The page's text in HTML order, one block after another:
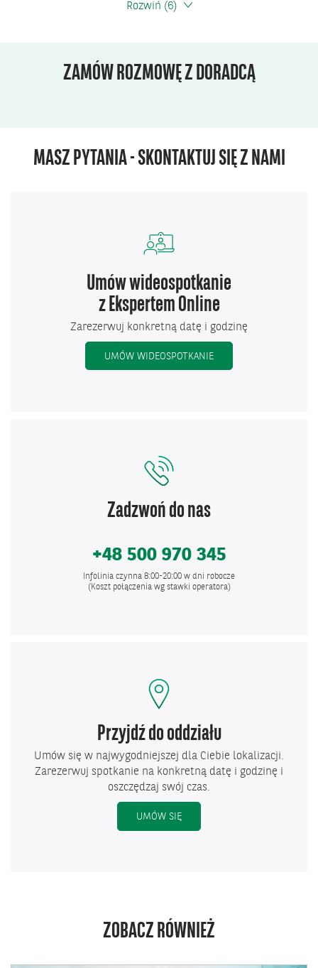
Rozwiń (6)
ZAMÓW ROZMOWĘ Z DORADCĄ
MASZ PYTANIA - SKONTAKTUJ SIĘ Z NAMI
Umów wideospotkanie
z Ekspertem Online
Zarezerwuj konkretną datę i godzinę
UMÓW WIDEOSPOTKANIE
Zadzwoń do nas
+48 500 970 345
Infolinia czynna 8:00-20:00 w dni robocze
(Koszt połączenia wg stawki operatora)
Przyjdź do oddziału
Umów się w najwygodniejszej dla Ciebie lokalizacji.
Zarezerwuj spotkanie na konkretną datę i godzinę i
oszczędzaj swój czas.
UMÓW SIĘ
ZOBACZ RÓWNIEŻ